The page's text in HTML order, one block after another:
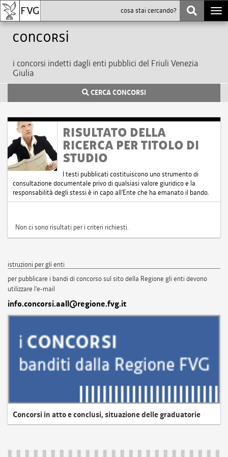
Concorsi
i concorsi indetti dagli enti pubblici del Friuli Venezia
Giulia
CERCA CONCORSI
RISULTATO DELLA
RICERCA PER TITOLO DI
STUDIO
I testi pubblicati costituiscono uno strumento di
consultazione documentale privo di qualsiasi valore giuridico e la
responsabilità degli stessi è in capo all'Ente che ha emanato il bando.
Non ci sono risultati per i criteri richiesti.
istruzioni per gli enti
per pubblicare i bandi di concorso sul sito della Regione gli enti devono
utilizzare l'e-mail
info.concorsi.aall@regione.fvg.it
Concorsi in atto e conclusi, situazione delle graduatorie